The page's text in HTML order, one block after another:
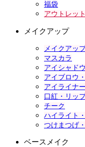
福袋
アウトレット
メイクアップ
メイクアッ
マスカラ
アイシャドウ
アイブロウ
アイライナー
口紅・リッ
チーク
ハイライト
つけまつげ
ベースメイク